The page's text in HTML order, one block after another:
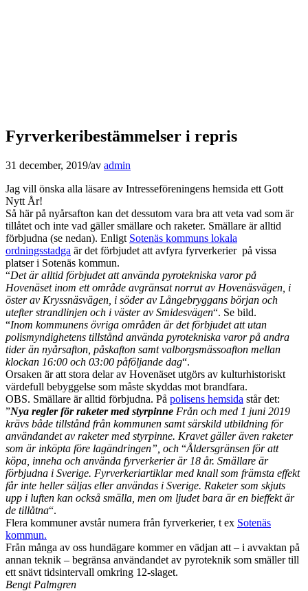
Fyrverkeribestämmelser i repris
31 december, 2019/av admin
Jag vill önska alla läsare av Intresseföreningens hemsida ett Gott
Nytt År!
Så här på nyårsafton kan det dessutom vara bra att veta vad som är
tillåtet och inte vad gäller smällare och raketer. Smällare är alltid
förbjudna (se nedan). Enligt Sotenäs kommuns lokala
ordningsstadga är det förbjudet att avfyra fyrverkerier på vissa
platser i Sotenäs kommun.
“Det är alltid förbjudet att använda pyrotekniska varor på
Hovenäset inom ett område avgränsat norrut av Hovenäsvägen, i
öster av Kryssnäsvägen, i söder av Långebryggans början och
utefter strandlinjen och i väster av Smidesvägen“. Se bild.
“Inom kommunens övriga områden är det förbjudet att utan
polismyndighetens tillstånd använda pyrotekniska varor på andra
tider än nyårsafton, påskafton samt valborgsmässoafton mellan
klockan 16:00 och 03:00 påföljande dag“.
Orsaken är att stora delar av Hovenäset utgörs av kulturhistoriskt
värdefull bebyggelse som måste skyddas mot brandfara.
OBS. Smällare är alltid förbjudna. På polisens hemsida står det:
”Nya regler för raketer med styrpinne Från och med 1 juni 2019
krävs både tillstånd från kommunen samt särskild utbildning för
användandet av raketer med styrpinne. Kravet gäller även raketer
som är inköpta före lagändringen”, och “Åldersgränsen för att
köpa, inneha och använda fyrverkerier är 18 år. Smällare är
förbjudna i Sverige. Fyrverkeriartiklar med knall som främsta effekt
får inte heller säljas eller användas i Sverige. Raketer som skjuts
upp i luften kan också smälla, men om ljudet bara är en bieffekt är
de tillåtna“.
Flera kommuner avstår numera från fyrverkerier, t ex Sotenäs
kommun.
Från många av oss hundägare kommer en vädjan att – i avvaktan på
annan teknik – begränsa användandet av pyroteknik som smäller till
ett snävt tidsintervall omkring 12-slaget.
Bengt Palmgren